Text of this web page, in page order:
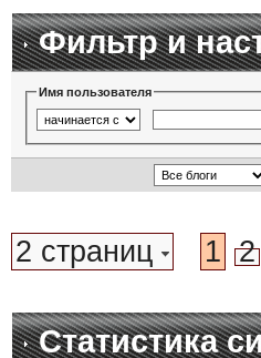
Фильтр и
Имя пользователя
2 страниц 1 2
Статистика